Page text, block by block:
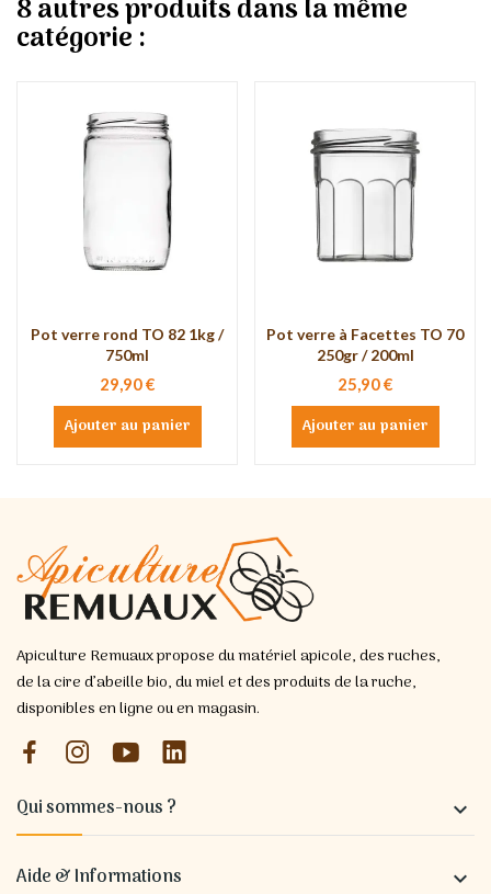
8 autres produits dans la même
catégorie :
Pot verre rond TO 82 1kg /
750ml
29,90 €
Ajouter au panier
Pot verre à Facettes TO 70
250gr / 200ml
25,90 €
Ajouter au panier
Apiculture Remuaux propose du matériel apicole, des ruches,
de la cire d’abeille bio, du miel et des produits de la ruche,
disponibles en ligne ou en magasin.
Qui sommes-nous ? 
Aide & Informations 